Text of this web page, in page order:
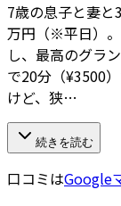
7歳の息子と妻
万円（※平日）
し、最高のグラ
で20分（¥3500
けど、狭…
続きを読む
口コミはGoogle